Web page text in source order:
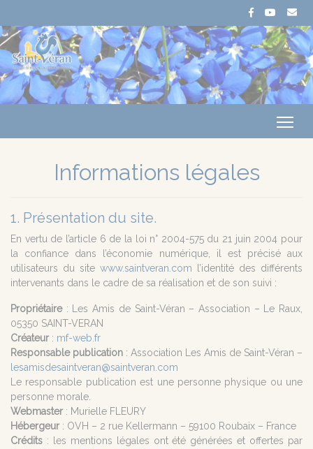
Informations légales
1. Présentation du site.
En vertu de l’article 6 de la loi n° 2004-575 du 21 juin 2004 pour
la confiance dans l’économie numérique, il est précisé aux
utilisateurs du site www.saintveran.com l’identité des différents
intervenants dans le cadre de sa réalisation et de son suivi :
Propriétaire: Les Amis de Saint-Véran – Association – Le Raux,
05350 SAINT-VERAN
Créateur : mf-web.fr
Responsable publication : Association Les Amis de Saint-Véran –
lesamisdesaintveran@saintveran.com
Le responsable publication est une personne physique ou une
personne morale.
Webmaster : Murielle FLEURY
Hébergeur : OVH – 2 rue Kellermann – 59100 Roubaix – France
Crédits : les mentions légales ont été générées et offertes par